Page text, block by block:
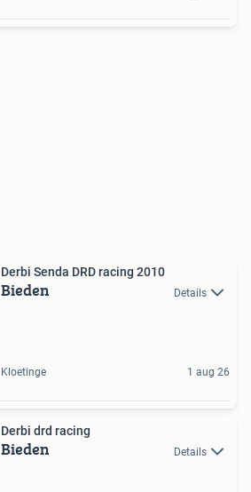
Derbi Senda DRD racing 2010
Bieden Details
Kloetinge 1 aug 26
Derbi drd racing
Bieden Details